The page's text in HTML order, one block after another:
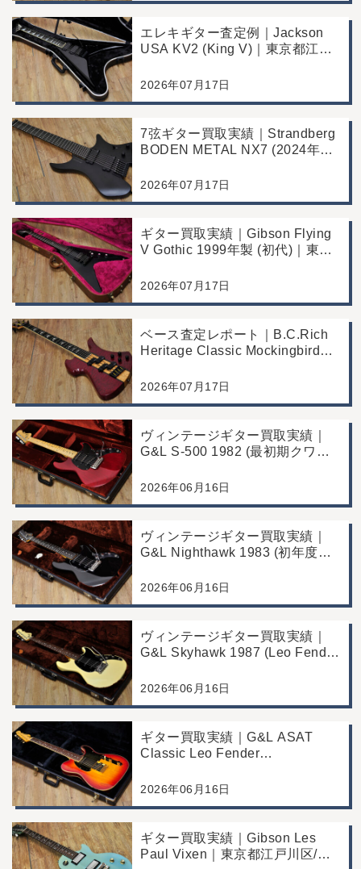
エレキギター査定例｜Jackson
USA KV2 (King V)｜東京都江戸
2026年07月17日
7弦ギター買取実績｜Strandberg
BODEN METAL NX7 (2024年製)
店
2026年07月17日
ギター買取実績｜Gibson Flying
V Gothic 1999年製 (初代)｜東京
2026年07月17日
ベース査定レポート｜B.C.Rich
Heritage Classic Mockingbird
にて買取
2026年07月17日
ヴィンテージギター買取実績｜
G&L S-500 1982 (最初期クワガ
買取/コンディション良好の査定
2026年06月16日
ヴィンテージギター買取実績｜
G&L Nighthawk 1983 (初年度マ
区/店頭買取/コンディション良好
2026年06月16日
ヴィンテージギター買取実績｜
G&L Skyhawk 1987 (Leo Fender
川区/店頭買取/コンディション良
2026年06月16日
ギター買取実績｜G&L ASAT
Classic Leo Fender
江戸川区/店頭買取/コンディショ
2026年06月16日
ギター買取実績｜Gibson Les
Paul Vixen｜東京都江戸川区/店